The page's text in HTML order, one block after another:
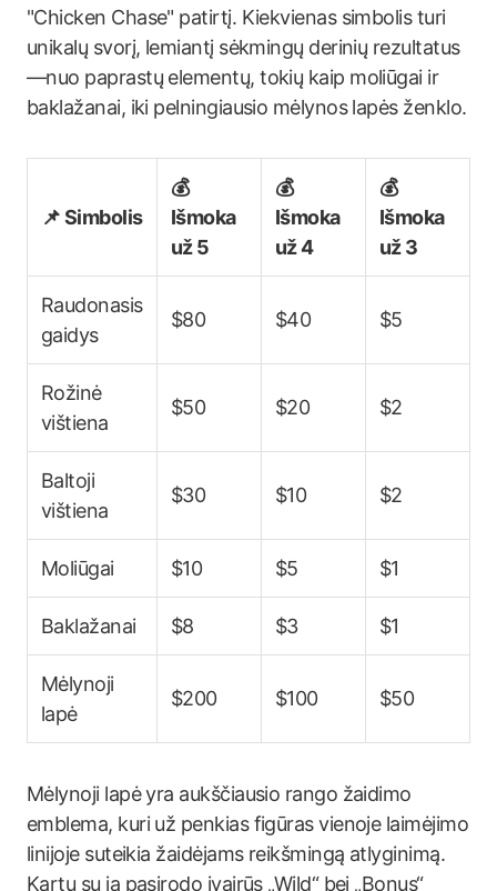
"Chicken Chase" patirtį. Kiekvienas simbolis turi
unikalų svorį, lemiantį sėkmingų derinių rezultatus
—nuo paprastų elementų, tokių kaip moliūgai ir
baklažanai, iki pelningiausio mėlynos lapės ženklo.
📌 Simbolis
💰
Išmoka
už 5
💰
Išmoka
už 4
💰
Išmoka
už 3
Raudonasis
gaidys
$80 $40 $5
Rožinė
vištiena
$50 $20 $2
Baltoji
vištiena
$30 $10 $2
Moliūgai $10 $5 $1
Baklažanai $8 $3 $1
Mėlynoji
lapė
$200 $100 $50
Mėlynoji lapė yra aukščiausio rango žaidimo
emblema, kuri už penkias figūras vienoje laimėjimo
linijoje suteikia žaidėjams reikšmingą atlyginimą.
Kartu su ja pasirodo įvairūs „Wild“ bei „Bonus“